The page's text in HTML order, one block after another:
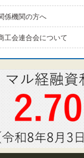
係機関の方へ
工会連合会について